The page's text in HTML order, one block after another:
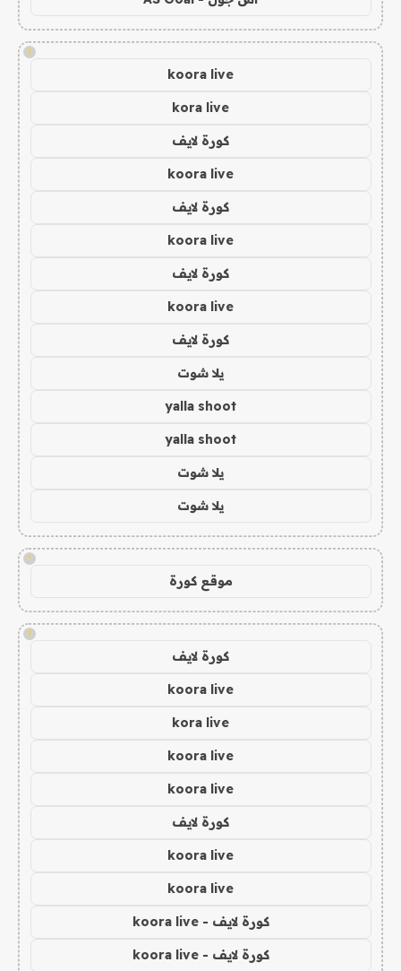
!
koora live
kora live
كورة لايف
koora live
كورة لايف
koora live
كورة لايف
koora live
كورة لايف
يلا شوت
yalla shoot
yalla shoot
يلا شوت
يلا شوت
!
موقع كورة
!
كورة لايف
koora live
kora live
koora live
koora live
كورة لايف
koora live
koora live
كورة لايف - koora live
كورة لايف - koora live